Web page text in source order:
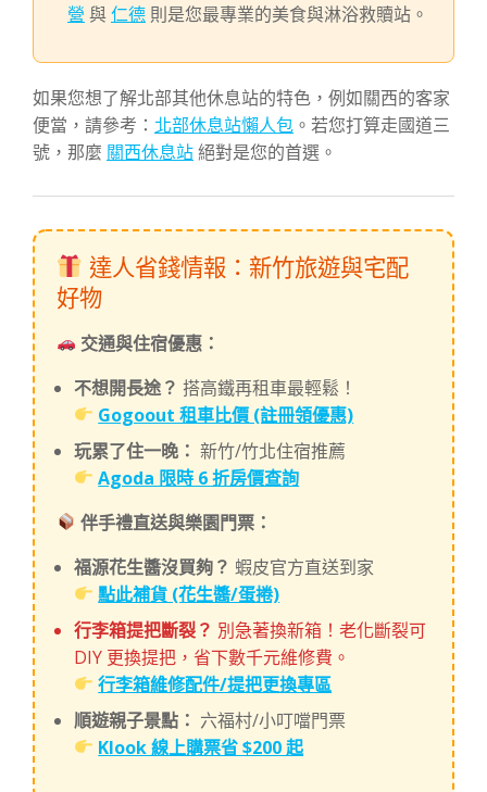
營 與仁德 則是您最專業的美食與淋浴救贖站。
如果您想了解北部其他休息站的特色，例如關西的客家
便當，請參考： 北部休息站懶人包 。若您打算走國道三
號，那麼 關西休息站 絕對是您的首選。
達人省錢情報：新竹旅遊與宅配
好物
交通與住宿優惠：
不想開長途？ 搭高鐵再租車最輕鬆！
Gogoout 租車比價 (註冊領優惠)
玩累了住一晚： 新竹/竹北住宿推薦
Agoda 限時 6 折房價查詢
伴手禮直送與樂園門票：
福源花生醬沒買夠？ 蝦皮官方直送到家
點此補貨 (花生醬/蛋捲)
行李箱提把斷裂？ 別急著換新箱！老化斷裂可
DIY 更換提把，省下數千元維修費。
行李箱維修配件/提把更換專區
順遊親子景點： 六福村/小叮噹門票
Klook 線上購票省 $200 起